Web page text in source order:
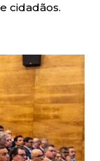
cidadãos.